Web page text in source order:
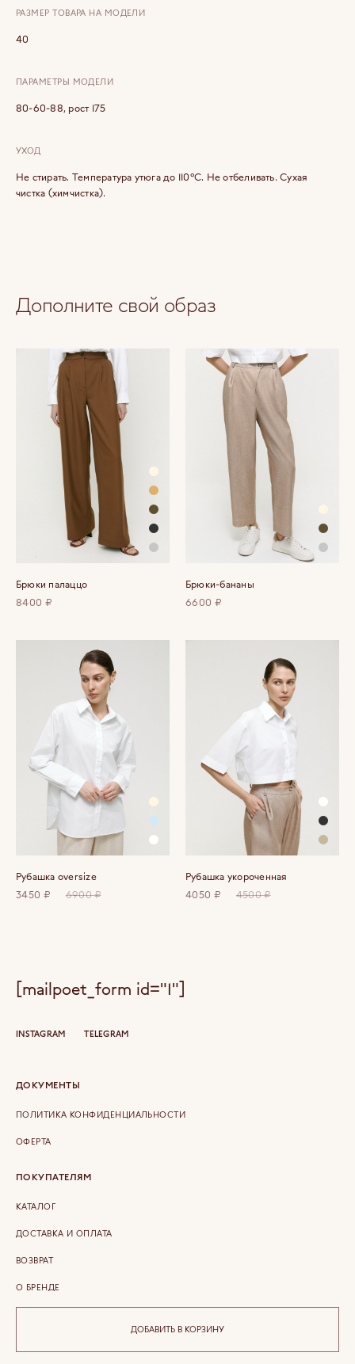
РАЗМЕР ТОВАРА НА МОДЕЛИ
40
ПАРАМЕТРЫ МОДЕЛИ
80-60-88, рост 175
УХОД
Не стирать. Температура утюга до 110°C. Не отбеливать. Сухая
чистка (химчистка).
ДОБАВИТЬ В КОРЗИНУ
Дополните свой образ
Брюки палаццо
8400 ₽
Брюки-бананы
6600 ₽
Рубашка oversize
3450 ₽
6900 ₽
Рубашка укороченная
4050 ₽
4500 ₽
ДОКУМЕНТЫ
ПОЛИТИКА КОНФИДЕНЦИАЛЬНОСТИ
ОФЕРТА
ПОКУПАТЕЛЯМ
КАТАЛОГ
ДОСТАВКА И ОПЛАТА
ВОЗВРАТ
О БРЕНДЕ
INSTAGRAM TELEGRAM
[mailpoet_form id="1"]
COPYRIGHT © 2026 ETERLIQUE